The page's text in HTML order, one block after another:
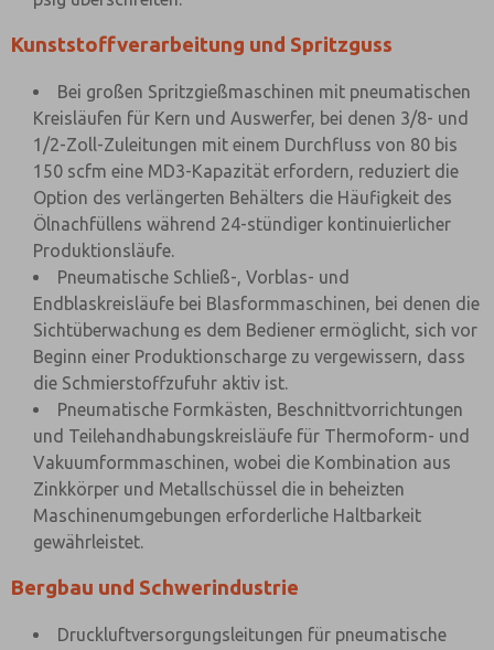
Kunststoffverarbeitung und Spritzguss
Bei großen Spritzgießmaschinen mit pneumatischen
Kreisläufen für Kern und Auswerfer, bei denen 3/8- und
1/2-Zoll-Zuleitungen mit einem Durchfluss von 80 bis
150 scfm eine MD3-Kapazität erfordern, reduziert die
Option des verlängerten Behälters die Häufigkeit des
Ölnachfüllens während 24-stündiger kontinuierlicher
Produktionsläufe.
Pneumatische Schließ-, Vorblas- und
Endblaskreisläufe bei Blasformmaschinen, bei denen die
Sichtüberwachung es dem Bediener ermöglicht, sich vor
Beginn einer Produktionscharge zu vergewissern, dass
die Schmierstoffzufuhr aktiv ist.
Pneumatische Formkästen, Beschnittvorrichtungen
und Teilehandhabungskreisläufe für Thermoform- und
Vakuumformmaschinen, wobei die Kombination aus
Zinkkörper und Metallschüssel die in beheizten
Maschinenumgebungen erforderliche Haltbarkeit
gewährleistet.
Bergbau und Schwerindustrie
Druckluftversorgungsleitungen für pneumatische